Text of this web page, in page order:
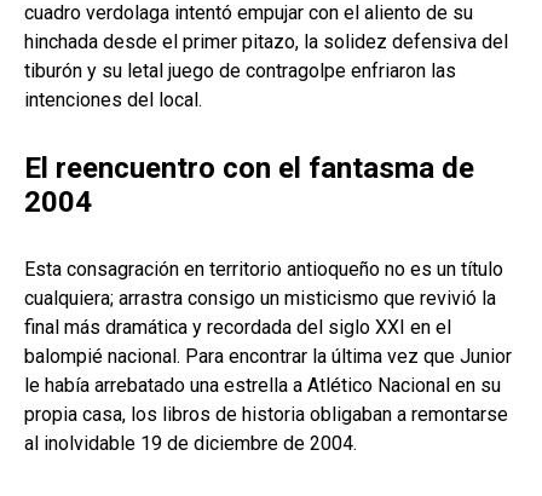
cuadro verdolaga intentó empujar con el aliento de su
hinchada desde el primer pitazo, la solidez defensiva del
tiburón y su letal juego de contragolpe enfriaron las
intenciones del local.
El reencuentro con el fantasma de
2004
Esta consagración en territorio antioqueño no es un título
cualquiera; arrastra consigo un misticismo que revivió la
final más dramática y recordada del siglo XXI en el
balompié nacional. Para encontrar la última vez que Junior
le había arrebatado una estrella a Atlético Nacional en su
propia casa, los libros de historia obligaban a remontarse
al inolvidable 19 de diciembre de 2004.